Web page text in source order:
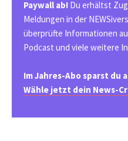
Paywall ab! Du erhältst
Meldungen in der
überprüfte Informationen
Podcast und viele weitere
Im Jahres-Abo sparst du
Wähle jetzt dein News-